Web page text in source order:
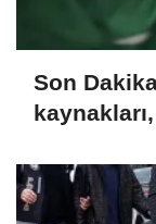
Son
savunma
bildirdi